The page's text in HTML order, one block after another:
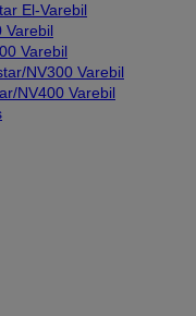
El-Varebil
Varebil
Varebil
NV300 Varebil
NV400 Varebil